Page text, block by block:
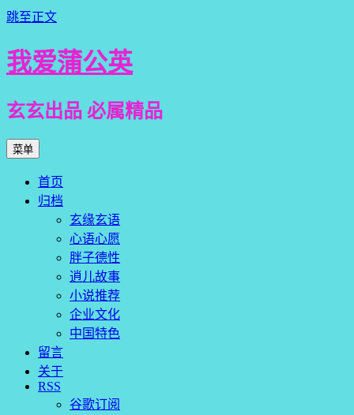
跳至正文
我爱蒲公英
玄玄出品 必属精品
菜单
首页
归档
玄缘玄语
心语心愿
胖子德性
逍儿故事
小说推荐
企业文化
中国特色
留言
关于
RSS
谷歌订阅